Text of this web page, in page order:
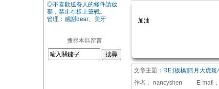
◎不喜歡送養人的條件請放
棄，禁止在板上筆戰。
管理：感謝dear、美牙
搜尋本區留言
加油
文章主題： RE:[板橋]四月大虎斑
作者： nancyshen E-mail ：